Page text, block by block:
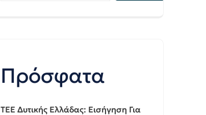
Πρόσφατα
ΤΕΕ Δυτικής Ελλάδας: Εισήγηση Για